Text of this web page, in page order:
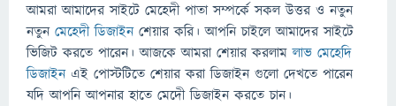
আমরা আমাদের সাইটে মেহেদী পাতা সম্পর্কে সকল উত্তর ও নতুন
নতুন মেহেদী ডিজাইনশেয়ার করি। আপনি চাইলে আমাদের সাইটে
ভিজিট করতে পারেন। আজকে আমরা শেয়ার করলামলাভ মেহেদি
ডিজাইন এই পোস্টটিতে শেয়ার করা ডিজাইন গুলো দেখতে পারেন
যদি আপনি আপনার হাতে মেদেী ডিজাইন করতে চান।